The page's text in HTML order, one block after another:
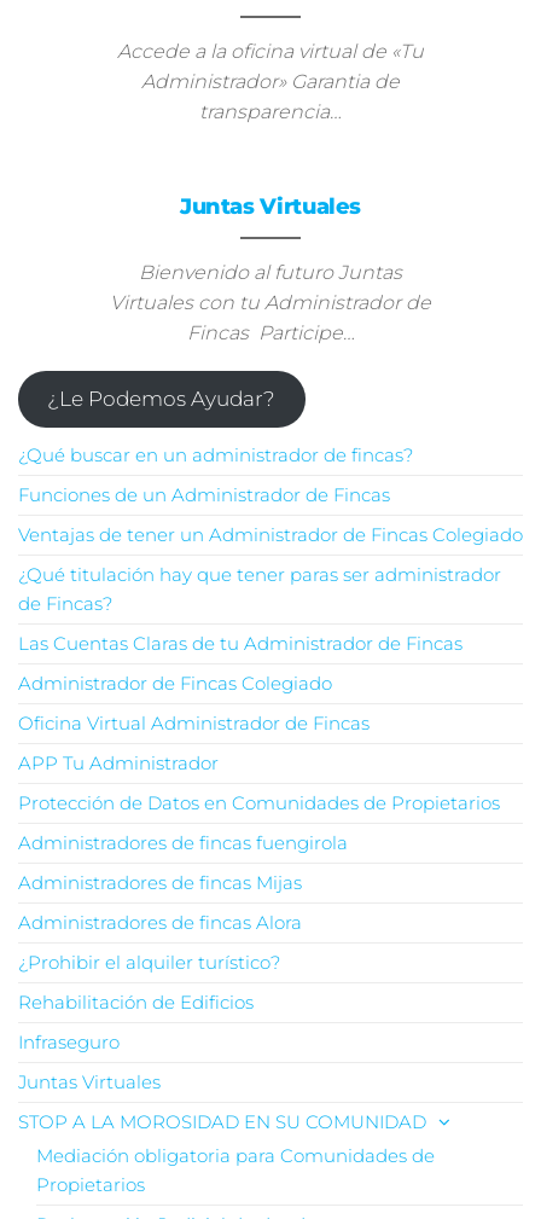
Accede a la oficina virtual de «Tu
Administrador» Garantia de
transparencia…
Juntas Virtuales
Bienvenido al futuro Juntas
Virtuales con tu Administrador de
Fincas Participe…
¿Le Podemos Ayudar?
¿Qué buscar en un administrador de fincas?
Funciones de un Administrador de Fincas
Ventajas de tener un Administrador de Fincas Colegiado
¿Qué titulación hay que tener paras ser administrador
de Fincas?
Las Cuentas Claras de tu Administrador de Fincas
Administrador de Fincas Colegiado
Oficina Virtual Administrador de Fincas
APP Tu Administrador
Protección de Datos en Comunidades de Propietarios
Administradores de fincas fuengirola
Administradores de fincas Mijas
Administradores de fincas Alora
¿Prohibir el alquiler turístico?
Rehabilitación de Edificios
Infraseguro
Juntas Virtuales
STOP A LA MOROSIDAD EN SU COMUNIDAD
Mediación obligatoria para Comunidades de
Propietarios